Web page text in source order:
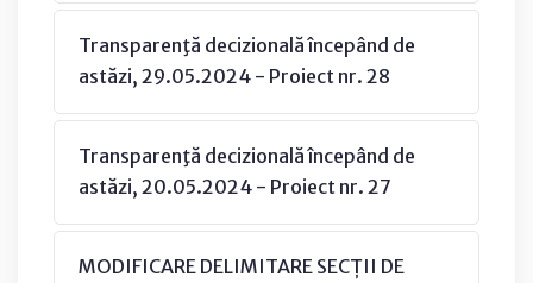
Transparenţă decizională începând de
astăzi, 29.05.2024 - Proiect nr. 28
Transparenţă decizională începând de
astăzi, 20.05.2024 - Proiect nr. 27
MODIFICARE DELIMITARE SECȚII DE